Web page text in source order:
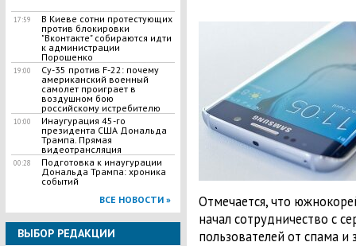
17:59
В Киеве сотни протестующих
против блокировки
"Вконтакте" собираются идти
к администрации
Порошенко
19:00
Су-35 против F-22: почему
американский военный
самолет проиграет в
воздушном бою
российскому истребителю
10:00
Инаугурация 45-го
президента США Дональда
Трампа. Прямая
видеотрансляция
00:28
Подготовка к инаугурации
Дональда Трампа: хроника
событий
ВСЕ НОВОСТИ »
ВЫБОР РЕДАКЦИИ
Отмечается, что
начал сотрудничество с
пользователей от спама